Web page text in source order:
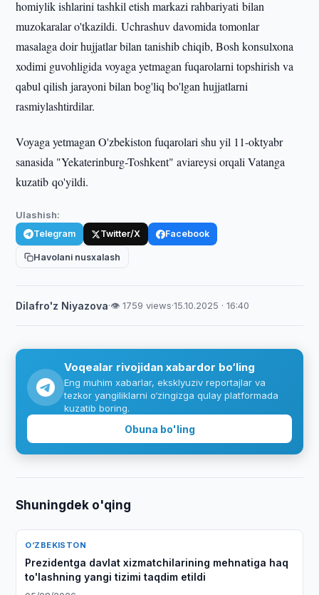
homiylik ishlarini tashkil etish markazi rahbariyati bilan
muzokaralar o'tkazildi. Uchrashuv davomida tomonlar
masalaga doir hujjatlar bilan tanishib chiqib, Bosh konsulxona
xodimi guvohligida voyaga yetmagan fuqarolarni topshirish va
qabul qilish jarayoni bilan bog'liq bo'lgan hujjatlarni
rasmiylashtirdilar.
Voyaga yetmagan O'zbekiston fuqarolari shu yil 11-oktyabr
sanasida "Yekaterinburg-Toshkent" aviareysi orqali Vatanga
kuzatib qo'yildi.
Ulashish:
Telegram Twitter/X Facebook
Havolani nusxalash
Dilafro'z Niyazova·👁 1759 views·15.10.2025 · 16:40
Voqealar rivojidan xabardor bo‘ling
Eng muhim xabarlar, eksklyuziv reportajlar va
tezkor yangiliklarni o‘zingizga qulay platformada
kuzatib boring.
Obuna bo'ling
Shuningdek o'qing
O‘ZBEKISTON
Prezidentga davlat xizmatchilarining mehnatiga haq
to'lashning yangi tizimi taqdim etildi